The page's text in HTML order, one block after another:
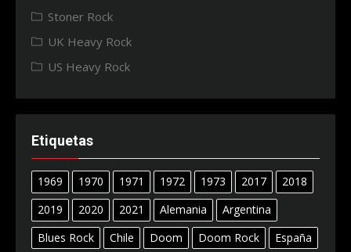
Stoner Rock
UK Heavy Rock
US Heavy Rock
Etiquetas
1969 1970 1971 1972 1973 2017
2018
2019
2020 2021 Alemania
Argentina
Blues Rock
Chile Doom Doom Rock
España